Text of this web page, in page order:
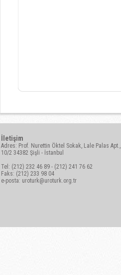
İletişim
Adres: Prof. Nurettin Öktel Sokak, Lale Palas Apt.,
10/2 34382 Şişli - İstanbul
Tel: (212) 232 46 89 - (212) 241 76 62
Faks: (212) 233 98 04
e-posta: uroturk@uroturk.org.tr